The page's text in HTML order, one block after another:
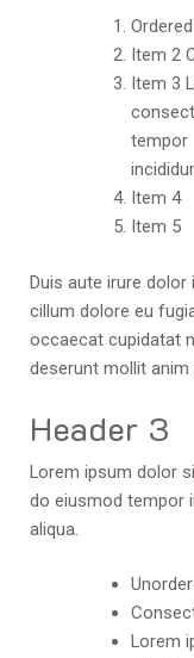
Item 2
Item 3
tempor
Item 4
Item 5
Duis aute irure dolor
cillum dolore eu
occaecat cupidatat
deserunt mollit anim
Header 3
Lorem ipsum dolor
do eiusmod tempor
aliqua.
Lorem